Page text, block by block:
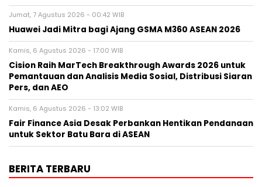
Jumat, 7 Agustus 2026 - 00:42 WIB
Huawei Jadi Mitra bagi Ajang GSMA M360 ASEAN 2026
Kamis, 6 Agustus 2026 - 17:00 WIB
Cision Raih MarTech Breakthrough Awards 2026 untuk
Pemantauan dan Analisis Media Sosial, Distribusi Siaran
Pers, dan AEO
Kamis, 6 Agustus 2026 - 13:02 WIB
Fair Finance Asia Desak Perbankan Hentikan Pendanaan
untuk Sektor Batu Bara di ASEAN
BERITA TERBARU